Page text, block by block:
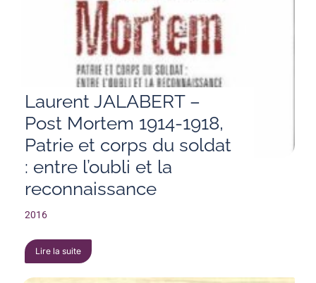
Laurent JALABERT –
Post Mortem 1914-1918,
Patrie et corps du soldat
: entre l’oubli et la
reconnaissance
2016
Lire la suite